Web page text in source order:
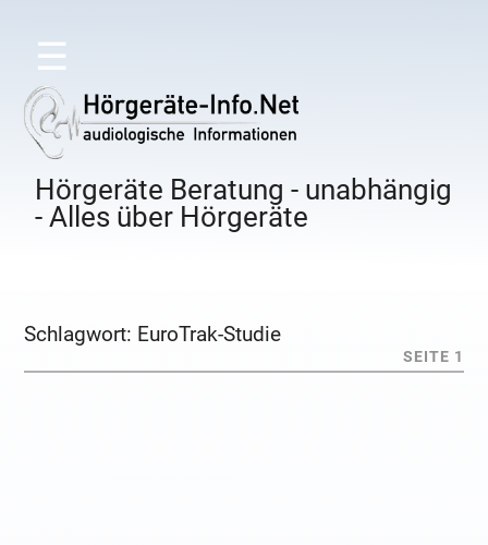
☰
Hörgeräte Beratung - unabhängig
- Alles über Hörgeräte
Schlagwort: EuroTrak-Studie
SEITE 1